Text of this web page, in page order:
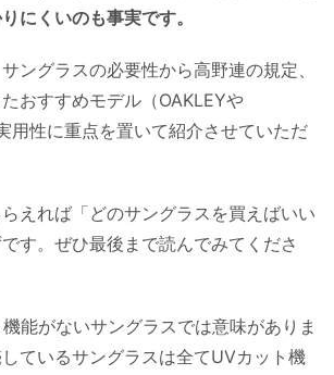
にくいのも事実です。
ングラスの必要性から高野連の規定、
おすすめモデル（OAKLEYや
用性に重点を置いて紹介させていただ
えれば「どのサングラスを買えばいい
す。ぜひ最後まで読んでみてくださ
能がないサングラスでは意味がありま
ているサングラスは全てUVカット機